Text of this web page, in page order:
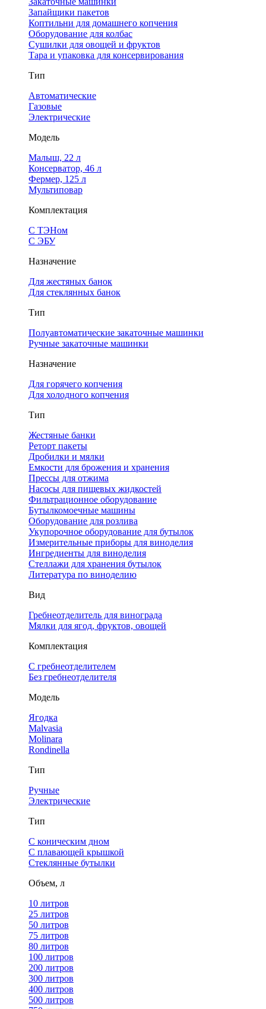
Запайщики пакетов
Коптильни для домашнего копчения
Оборудование для колбас
Сушилки для овощей и фруктов
Тара и упаковка для консервирования
Тип
Автоматические
Газовые
Электрические
Модель
Малыш, 22 л
Консерватор, 46 л
Фермер, 125 л
Мультиповар
Комплектация
С ТЭНом
С ЭБУ
Назначение
Для жестяных банок
Для стеклянных банок
Тип
Полуавтоматические закаточные машинки
Ручные закаточные машинки
Назначение
Для горячего копчения
Для холодного копчения
Тип
Жестяные банки
Реторт пакеты
Дробилки и мялки
Емкости для брожения и хранения
Прессы для отжима
Насосы для пищевых жидкостей
Фильтрационное оборудование
Бутылкомоечные машины
Оборудование для розлива
Укупорочное оборудование для бутылок
Измерительные приборы для виноделия
Ингредиенты для виноделия
Стеллажи для хранения бутылок
Литература по виноделию
Вид
Гребнеотделитель для винограда
Мялки для ягод, фруктов, овощей
Комплектация
С гребнеотделителем
Без гребнеотделителя
Модель
Ягодка
Malvasia
Molinara
Rondinella
Тип
Ручные
Электрические
Тип
С коническим дном
С плавающей крышкой
Стеклянные бутылки
Объем, л
10 литров
25 литров
50 литров
75 литров
80 литров
100 литров
200 литров
300 литров
400 литров
500 литров